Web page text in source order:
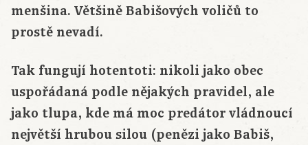
menšina. Většině Babišových voličů to
prostě nevadí.
Tak fungují hotentoti: nikoli jako obec
uspořádaná podle nějakých pravidel, ale
jako tlupa, kde má moc predátor vládnoucí
největší hrubou silou (penězi jako Babiš,